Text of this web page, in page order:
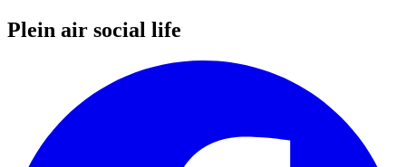
Plein air social life